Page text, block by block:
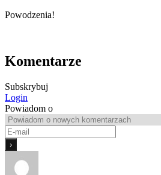
Powodzenia!
Komentarze
Subskrybuj
Login
Powiadom o